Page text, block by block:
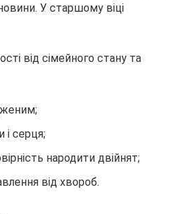
У старшому віці
від сімейного стану та
і серця;
народити двійнят;
від хвороб.